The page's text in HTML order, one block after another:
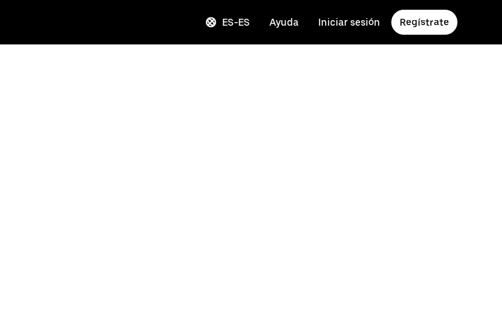
ES-ES Ayuda Iniciar sesión Regístrate